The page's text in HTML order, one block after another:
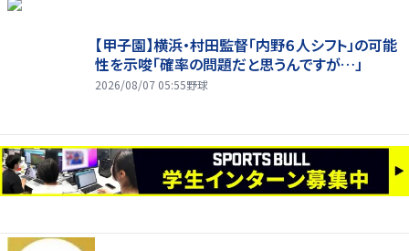
【甲子園】横浜・村田監督「内野６人シフト」の可能
性を示唆「確率の問題だと思うんですが…」
2026/08/07 05:55野球